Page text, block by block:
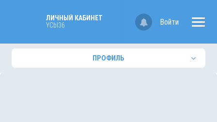
ЛИЧНЫЙ КАБИНЕТ
YCbl36
Войти
ПРОФИЛЬ